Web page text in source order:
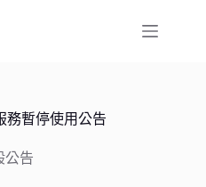
務暫停使用公告
公告